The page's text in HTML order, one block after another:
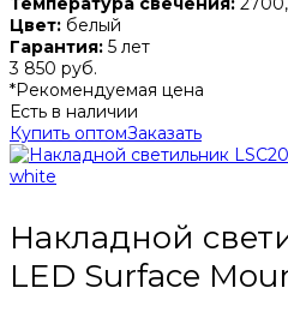
Цвет: белый
Гарантия: 5 лет
3 850 руб.
*Рекомендуемая цена
Есть в наличии
Купить оптомЗаказать
Накладной
LED Surface